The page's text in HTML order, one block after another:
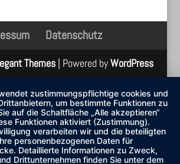
Datenschutz
Themes | Powered byWordPress
zustimmungspflichtige cookies und
um bestimmte Funktionen zu
auf die Schaltfläche „Alle akzeptieren“
Funktionen aktiviert (Zustimmung).
verarbeiten wir und die beteiligten
personenbezogenen Daten für
Detaillierte Informationen zu Zweck,
Drittunternehmen finden Sie unter dem